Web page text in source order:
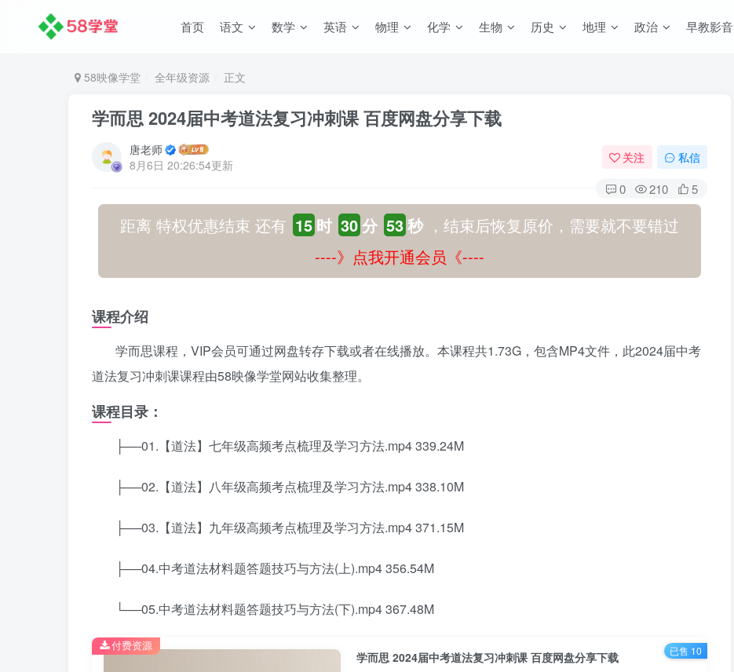
首页 语文 数学 英语 物理 化学 生物 历史 地理 政治 早教影音
58映像学堂 全年级资源 正文
学而思 2024届中考道法复习冲刺课 百度网盘分享下载
唐老师
8月6日 20:26:54更新
关注 私信
0 210 5
距离 特权优惠结束 还有 15 时 30分 52秒，结束后恢复原价，需要就不要错过
----》点我开通会员《----
课程介绍
学而思课程，VIP会员可通过网盘转存下载或者在线播放。本课程共1.73G，包含MP4文件，此2024届中考
道法复习冲刺课课程由58映像学堂网站收集整理。
课程目录：
├──01.【道法】七年级高频考点梳理及学习方法.mp4 339.24M
├──02.【道法】八年级高频考点梳理及学习方法.mp4 338.10M
├──03.【道法】九年级高频考点梳理及学习方法.mp4 371.15M
├──04.中考道法材料题答题技巧与方法(上).mp4 356.54M
└──05.中考道法材料题答题技巧与方法(下).mp4 367.48M
学而思 2024届中考道法复习冲刺课 百度网盘分享下载
付费资源 已售 10